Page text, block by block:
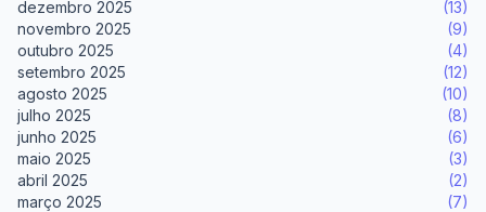
dezembro 2025
(13)
novembro 2025
(9)
outubro 2025
(4)
setembro 2025
(12)
agosto 2025
(10)
julho 2025
(8)
junho 2025
(6)
maio 2025
(3)
abril 2025
(2)
março 2025
(7)